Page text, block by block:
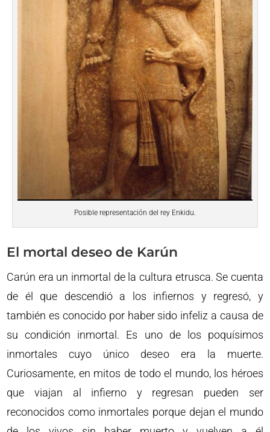
Posible representación del rey Enkidu.
El mortal deseo de Karún
Carún era un inmortal de la cultura etrusca. Se cuenta
de él que descendió a los infiernos y regresó, y
también es conocido por haber sido infeliz a causa de
su condición inmortal. Es uno de los poquísimos
inmortales cuyo único deseo era la muerte.
Curiosamente, en mitos de todo el mundo, los héroes
que viajan al infierno y regresan pueden ser
reconocidos como inmortales porque dejan el mundo